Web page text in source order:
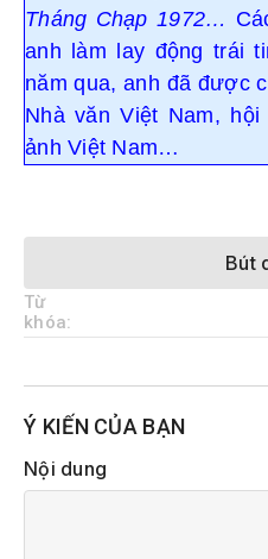
Tháng Chạp 1972…
anh làm lay động trái
năm qua, anh đã được
Nhà văn Việt Nam,
ảnh Việt Nam…
Bút
Từ
khóa:
Ý KIẾN CỦA BẠN
Nội dung